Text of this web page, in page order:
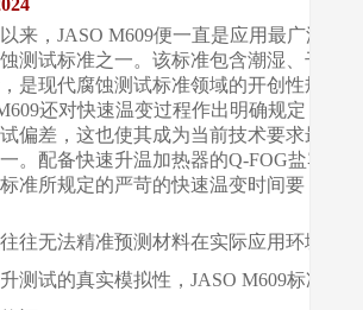
来，JASO M609便一直是应用最广泛的
测试标准之一。该标准包含潮湿、干
是现代腐蚀测试标准领域的开创性规
还对快速温变过程作出明确规定，以
偏差，这也使其成为当前技术要求最为
。配备快速升温加热器的Q-FOG盐雾试
准所规定的严苛的快速温变时间要
往无法精准预测材料在实际应用环境下
测试的真实模拟性，JASO M609标准已